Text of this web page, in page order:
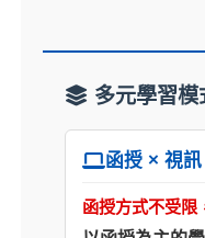
多元學習模
函授 × 視訊
函授方式不受限